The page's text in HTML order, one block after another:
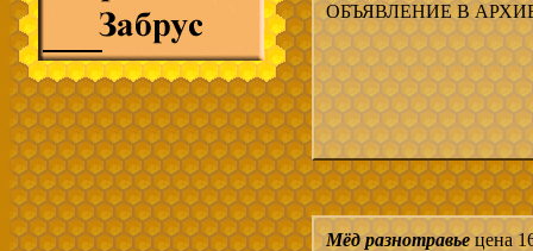
ОБЪЯВЛЕНИЕ В
Мёд разнотравьецена